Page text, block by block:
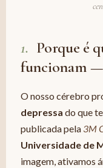
1. Porque é
funcionam —
O nosso cérebro
depressa do que
publicada pela 3M
Universidade de
imagem, ativamos